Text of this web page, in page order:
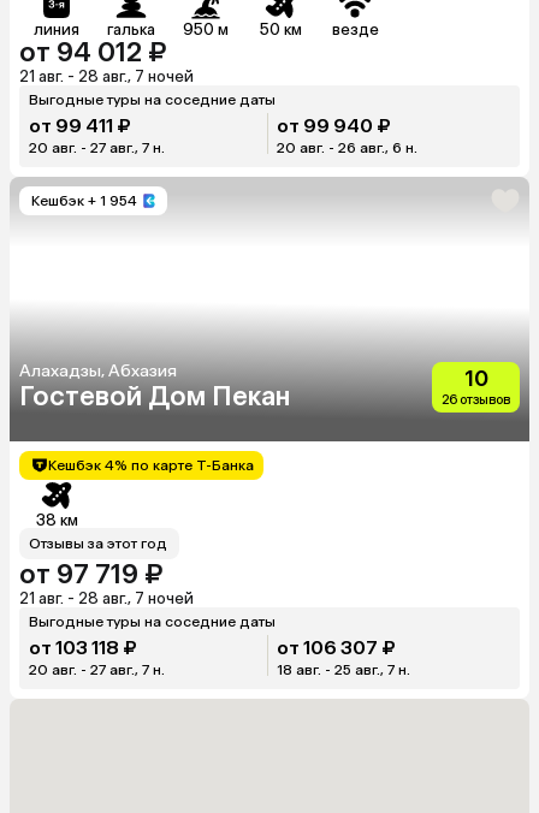
линия галька 950 м 50 км везде
от 94 012 ₽
21 авг. - 28 авг., 7 ночей
Выгодные туры на соседние даты
от 99 411 ₽
20 авг. - 27 авг., 7 н.
от 99 940 ₽
20 авг. - 26 авг., 6 н.
Кешбэк + 1 954
Алахадзы, Абхазия
Гостевой Дом Пекан
10
26 отзывов
Кешбэк 4% по карте Т-Банка
38 км
Отзывы за этот год
от 97 719 ₽
21 авг. - 28 авг., 7 ночей
Выгодные туры на соседние даты
от 103 118 ₽
20 авг. - 27 авг., 7 н.
от 106 307 ₽
18 авг. - 25 авг., 7 н.